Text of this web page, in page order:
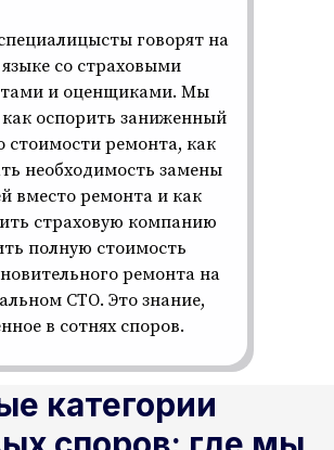
говорят на
со страховыми
и оценщиками. Мы
оспорить заниженный
стоимости ремонта, как
необходимость замены
вместо ремонта и как
страховую компанию
полную стоимость
ремонта на
СТО. Это знание,
в сотнях споров.
категории